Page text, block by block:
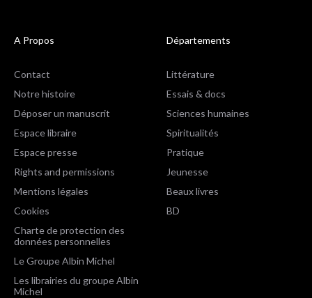
A Propos
Contact
Notre histoire
Déposer un manuscrit
Espace libraire
Espace presse
Rights and permissions
Mentions légales
Cookies
Charte de protection des
données personnelles
Le Groupe Albin Michel
Les librairies du groupe Albin
Michel
Départements
Littérature
Essais & docs
Sciences humaines
Spiritualités
Pratique
Jeunesse
Beaux livres
BD